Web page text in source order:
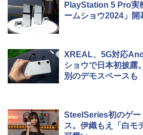
PlayStation 5 Pro実
ームショウ2024」開
XREAL、5G対応
ショウで日本初披露
別のデモスペースも
SteelSeries初のゲー
ス。伊織もえ「白モ